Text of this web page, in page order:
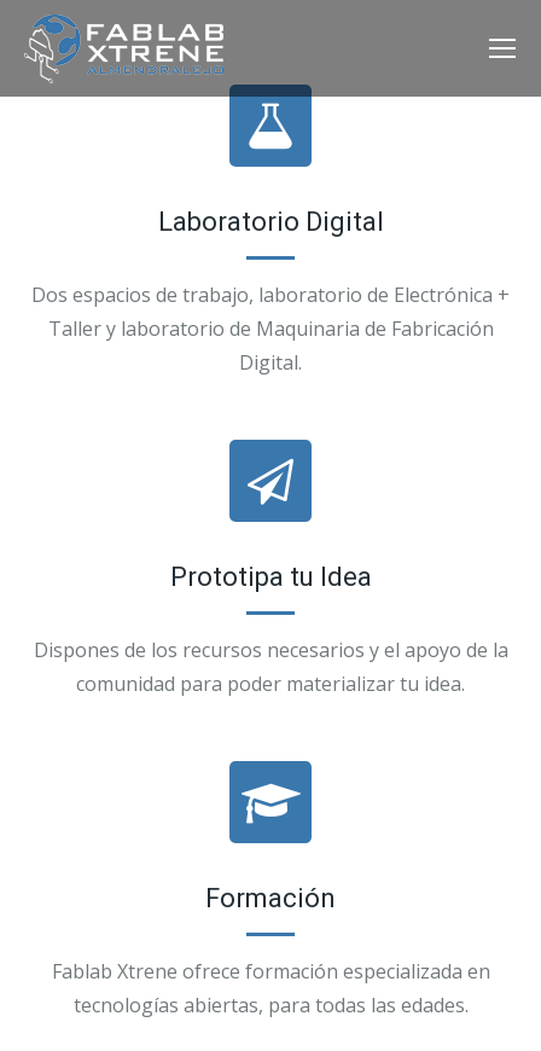
Laboratorio Digital
Dos espacios de trabajo, laboratorio de Electrónica +
Taller y laboratorio de Maquinaria de Fabricación
Digital.
Prototipa tu Idea
Dispones de los recursos necesarios y el apoyo de la
comunidad para poder materializar tu idea.
Formación
Fablab Xtrene ofrece formación especializada en
tecnologías abiertas, para todas las edades.